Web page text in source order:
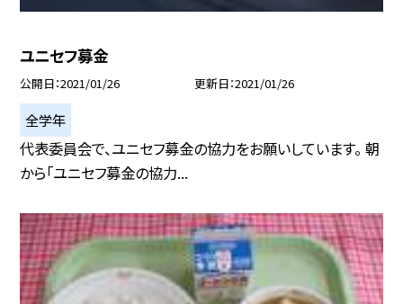
ユニセフ募金
公開日 2021/01/26 更新日 2021/01/26
全学年
代表委員会で、ユニセフ募金の協力をお願いしています。 朝
から「ユニセフ募金の協力...